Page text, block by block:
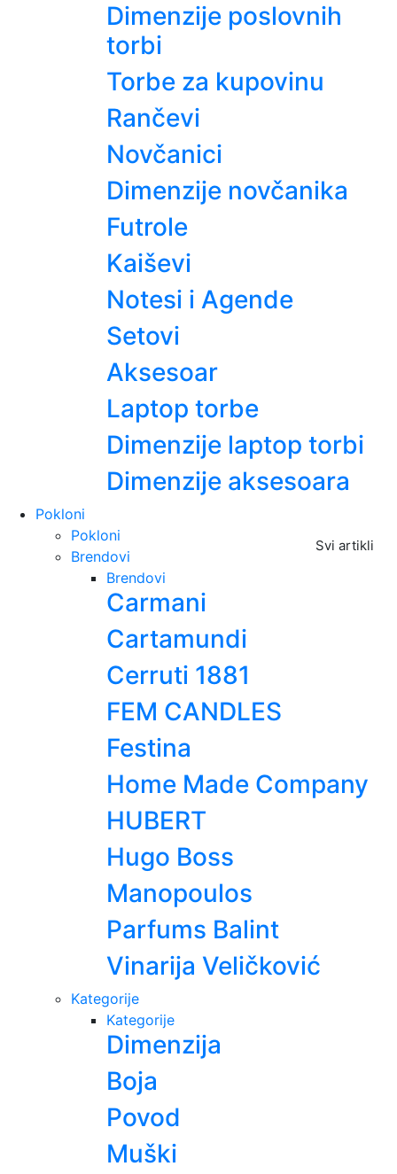
Dimenzije poslovnih
torbi
Torbe za kupovinu
Rančevi
Novčanici
Dimenzije novčanika
Futrole
Kaiševi
Notesi i Agende
Setovi
Aksesoar
Laptop torbe
Dimenzije laptop torbi
Dimenzije aksesoara
Pokloni
Svi artikli
Pokloni
Brendovi
Brendovi
Carmani
Cartamundi
Cerruti 1881
FEM CANDLES
Festina
Home Made Company
HUBERT
Hugo Boss
Manopoulos
Parfums Balint
Vinarija Veličković
Kategorije
Kategorije
Dimenzija
Boja
Povod
Muški